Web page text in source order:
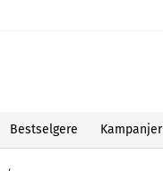
Bestselgere Kampanjer